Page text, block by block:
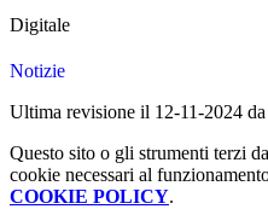
Digitale
Notizie
Ultima revisione il 12-11-2024 da
Questo sito o gli strumenti terzi
cookie necessari al
COOKIE POLICY.